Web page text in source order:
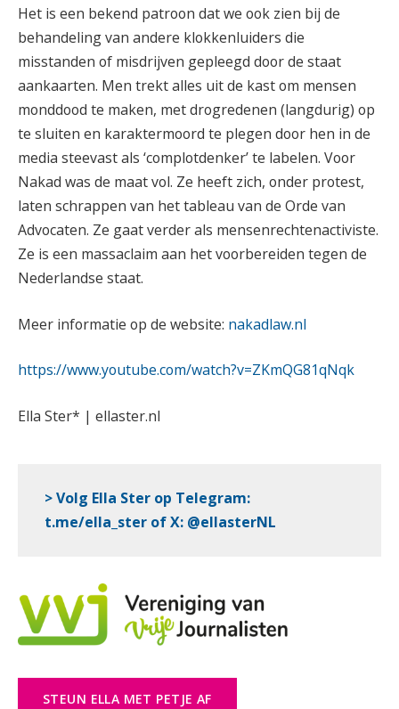
Het is een bekend patroon dat we ook zien bij de
behandeling van andere klokkenluiders die
misstanden of misdrijven gepleegd door de staat
aankaarten. Men trekt alles uit de kast om mensen
monddood te maken, met drogredenen (langdurig) op
te sluiten en karaktermoord te plegen door hen in de
media steevast als ‘complotdenker’ te labelen. Voor
Nakad was de maat vol. Ze heeft zich, onder protest,
laten schrappen van het tableau van de Orde van
Advocaten. Ze gaat verder als mensenrechtenactiviste.
Ze is een massaclaim aan het voorbereiden tegen de
Nederlandse staat.
Meer informatie op de website: nakadlaw.nl
https://www.youtube.com/watch?v=ZKmQG81qNqk
Ella Ster* | ellaster.nl
> Volg Ella Ster op Telegram:
t.me/ella_ster ofX: @ellasterNL
STEUN ELLA MET PETJE AF